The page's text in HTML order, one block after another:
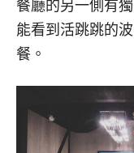
餐廳的另一側有
能看到活跳跳的
餐。